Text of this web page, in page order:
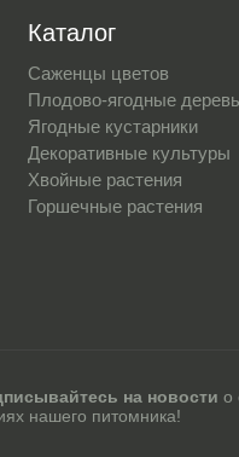
Каталог
Саженцы цветов
Плодово-ягодные
Ягодные кустарники
Декоративные культуры
Хвойные растения
Горшечные растения
на новости о
нашего питомника!